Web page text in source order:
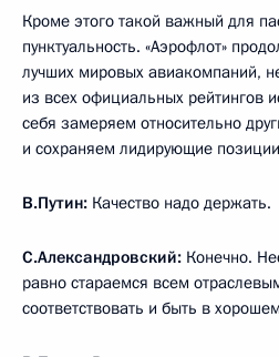
Кроме этого такой важный для
пунктуальность. «Аэрофлот»
лучших мировых авиакомпаний,
из всех официальных рейтингов
себя замеряем относительно
и сохраняем лидирующие
В.Путин: Качество надо держать.
С.Александровский: Конечно.
равно стараемся всем
соответствовать и быть в